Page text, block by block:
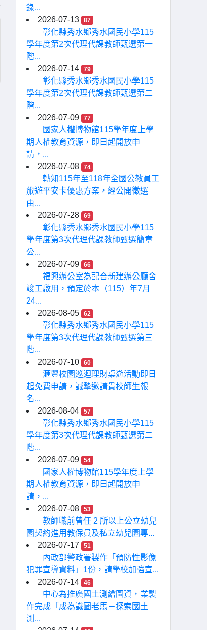
錄...
2026-07-13
87
彰化縣秀水鄉秀水國民小學115
學年度第2次代理代課教師甄選第一
階...
2026-07-14
79
彰化縣秀水鄉秀水國民小學115
學年度第2次代理代課教師甄選第二
階...
2026-07-09
77
國家人權博物館115學年度上學
期人權教育資源，即日起開放申
請，...
2026-07-08
74
轉知115年至118年全國公教員工
旅遊平安卡優惠方案，經公開徵選
由...
2026-07-28
69
彰化縣秀水鄉秀水國民小學115
學年度第3次代理代課教師甄選簡章
公...
2026-07-09
66
福興辦公室為配合新建辦公廳舍
竣工啟用，預定於本（115）年7月
24...
2026-08-05
62
彰化縣秀水鄉秀水國民小學115
學年度第3次代理代課教師甄選第三
階...
2026-07-10
60
滙豐校園巡迴理財桌遊活動即日
起免費申請，誠摯邀請貴校師生報
名...
2026-08-04
57
彰化縣秀水鄉秀水國民小學115
學年度第3次代理代課教師甄選第二
階...
2026-07-09
54
國家人權博物館115學年度上學
期人權教育資源，即日起開放申
請，...
2026-07-08
53
教師職前曾任 2 所以上公立幼兒
園契約進用教保員及私立幼兒園專...
2026-07-17
51
內政部警政署製作「預防性影像
犯罪宣導資料」1份，請學校加強宣...
2026-07-14
46
中心為推廣國土測繪圖資，業製
作完成「成為識圖老馬－探索國土
測...